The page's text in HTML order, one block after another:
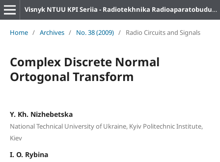
Visnyk NTUU KPI Seriia - Radiotekhnika Radioaparatobuduvannia
Home / Archives / No. 38 (2009) / Radio Circuits and Signals
Complex Discrete Normal
Ortogonal Transform
Y. Kh. Nizhebetska
National Technical University of Ukraine, Kyiv Politechnic Institute,
Kiev
I. O. Rybina